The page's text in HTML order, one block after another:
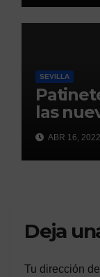
SEVILLA
las
este
Sevilla
ABR 16, 2022
Deja
Tu dirección